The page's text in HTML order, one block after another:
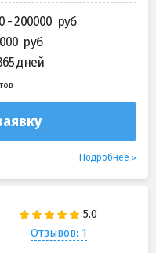
- 200000
дней
Подробнее
Отзывов: 1